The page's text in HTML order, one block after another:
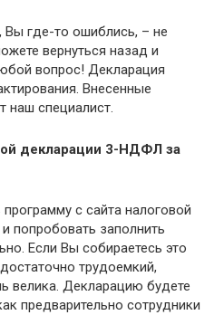
Вы где-то ошиблись, – не
вернуться назад и
вопрос! Декларация
Внесенные
наш специалист.
декларации 3-НДФЛ за
с сайта налоговой
попробовать заполнить
Если Вы собираетесь это
трудоемкий,
велика. Декларацию будете
предварительно сотрудники